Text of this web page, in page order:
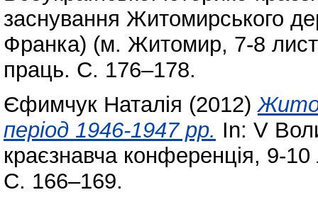
заснування Житомирського
Франка) (м. Житомир, 7-8
праць. С. 176–178.
Єфимчук Наталія (2012)
період 1946-1947 рр. In: V
краєзнавча конференція, 9-
С. 166–169.